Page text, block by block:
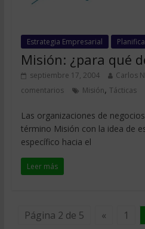
Estrategia Empresarial
Misión: ¿para qué
septiembre 17, 2004 Carlos
comentarios
Misión, Tácticas
Las organizaciones de
término Misión con la idea de
específico hacia el
Leer más
Página 2 de 5 « 1